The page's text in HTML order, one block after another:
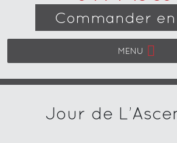
Commander
MENU
Jour de